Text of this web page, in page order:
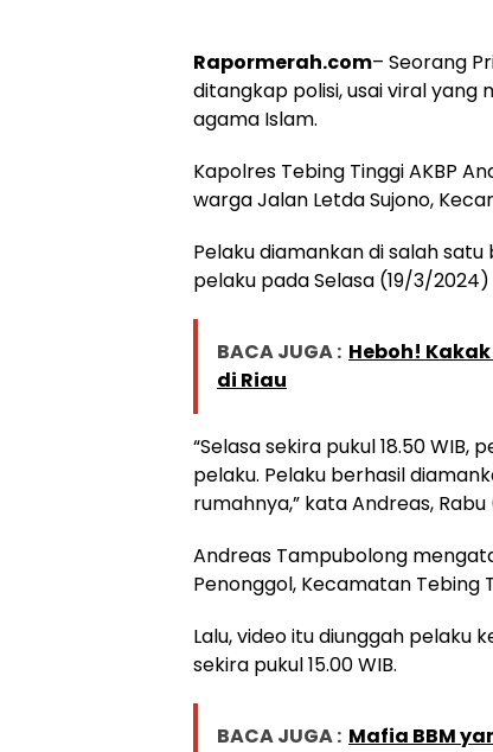
Rapormerah.com– Seorang
ditangkap polisi, usai viral
agama Islam.
Kapolres Tebing Tinggi AKBP
warga Jalan Letda Sujono,
Pelaku diamankan di salah
pelaku pada Selasa (19/3/2024)
BACA JUGA : Heboh!
di Riau
“Selasa sekira pukul 18.50
pelaku. Pelaku berhasil
rumahnya,” kata Andreas,
Andreas Tampubolong
Penonggol, Kecamatan Tebing
Lalu, video itu diunggah pelaku
sekira pukul 15.00 WIB.
BACA JUGA : Mafia BBM